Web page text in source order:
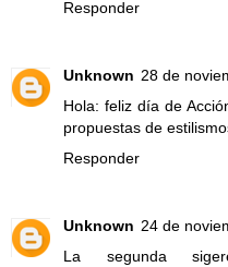
Responder
Unknown 28 de
Hola: feliz día de
propuestas de
Responder
Unknown 24 de
La segunda